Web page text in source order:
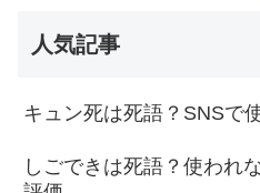
人気記事
キュン死は死語？SNSで
しごできは死語？使われ